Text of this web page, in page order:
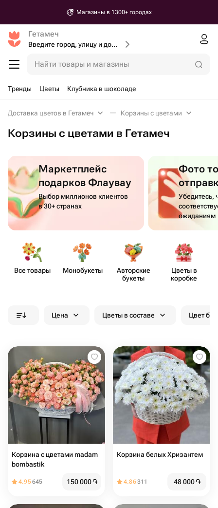
Магазины в 1300+ городах
Гетамеч
Введите город, улицу и дом доставки
Найти товары и магазины
Тренды Цветы Клубника в шоколаде
Доставка цветов в Гетамеч Корзины с цветами
Корзины с цветами в Гетамеч
Маркетплейс
подарков Флаувау
Выбор миллионов клиентов
в 30+ странах
Фото
Убедитесь,
ожиданиям
Все товары Моно​букеты
Авторские
букеты
Цветы в
коробке
Цена Цветы в составе Цвет
Корзина с цветами madam
bombastik
4.95645 150 000֏
Корзина белых Хризантем
4.86311 48 000֏